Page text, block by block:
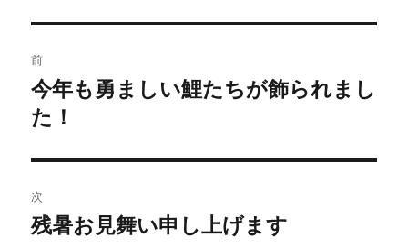
稿
ナ
ビ
ゲ
ー
前
前
の
稿:
今年も勇ましい鯉たちが飾られまし
た！
次
次
残暑お見舞い申し上げます